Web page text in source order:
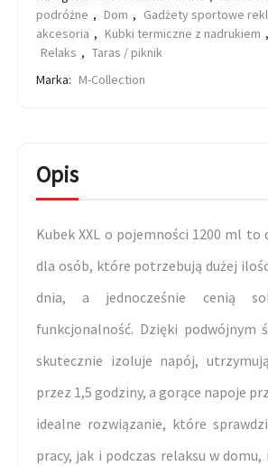
podróżne , Dom , Gadżety sportowe
akcesoria , Kubki termiczne z nadrukiem ,
Relaks , Taras / piknik
Marka: M-Collection
Opis
Kubek XXL o pojemności 1200 ml to
dla osób, które potrzebują dużej
dnia, a jednocześnie cenią
funkcjonalność. Dzięki podwójnym
skutecznie izoluje napój,
przez 1,5 godziny, a gorące napoje
idealne rozwiązanie, które
pracy, jak i podczas relaksu w